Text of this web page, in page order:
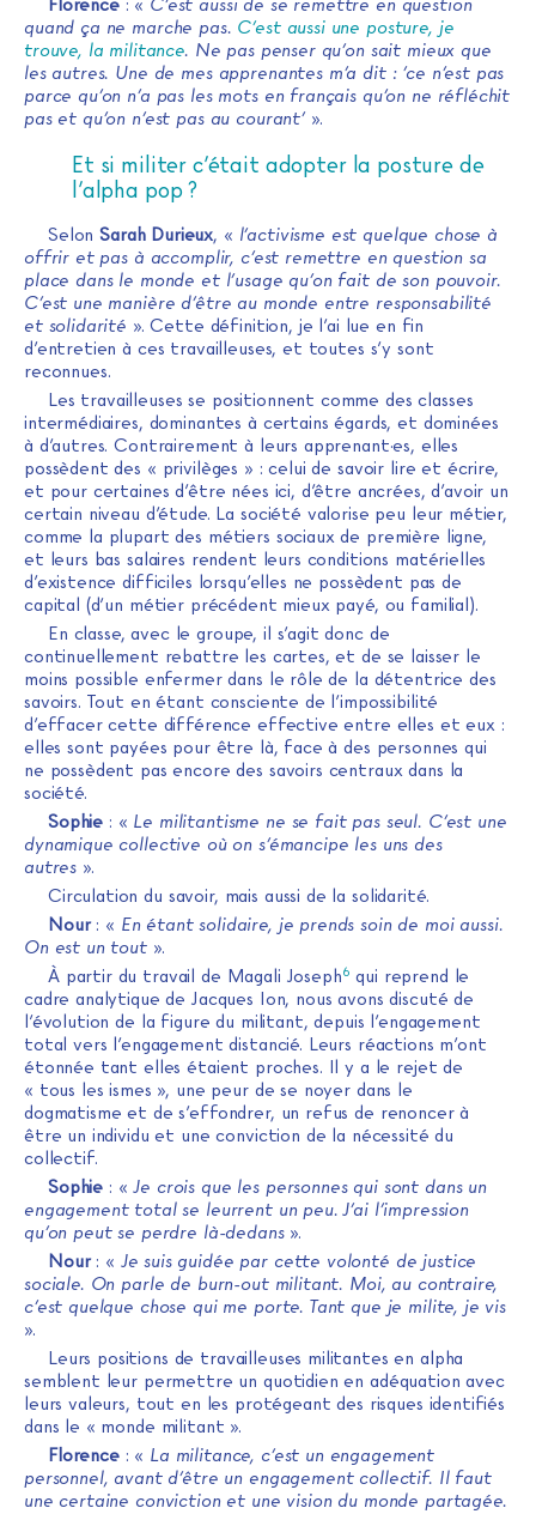
Florence: « C’est aussi de se remettre en question
quand ça ne marche pas. C’est aussi une posture, je
trouve, la militance. Ne pas penser qu’on sait mieux que
les autres. Une de mes apprenantes m’a dit : ’ce n’est pas
parce qu’on n’a pas les mots en français qu’on ne réfléchit
pas et qu’on n’est pas au courant’».
Et si militer c’était adopter la posture de
l’alpha pop ?
SelonSarah Durieux, « l’activisme est quelque chose à
offrir et pas à accomplir, c’est remettre en question sa
place dans le monde et l’usage qu’on fait de son pouvoir.
C’est une manière d’être au monde entre responsabilité
et solidarité ». Cette définition, je l’ai lue en fin
d’entretien à ces travailleuses, et toutes s’y sont
reconnues.
Les travailleuses se positionnent comme des classes
intermédiaires, dominantes à certains égards, et dominées
à d’autres. Contrairement à leurs apprenant·es, elles
possèdent des « privilèges » : celui de savoir lire et écrire,
et pour certaines d’être nées ici, d’être ancrées, d’avoir un
certain niveau d’étude. La société valorise peu leur métier,
comme la plupart des métiers sociaux de première ligne,
et leurs bas salaires rendent leurs conditions matérielles
d’existence difficiles lorsqu’elles ne possèdent pas de
capital (d’un métier précédent mieux payé, ou familial).
En classe, avec le groupe, il s’agit donc de
continuellement rebattre les cartes, et de se laisser le
moins possible enfermer dans le rôle de la détentrice des
savoirs. Tout en étant consciente de l’impossibilité
d’effacer cette différence effective entre elles et eux :
elles sont payées pour être là, face à des personnes qui
ne possèdent pas encore des savoirs centraux dans la
société.
Sophie : « Le militantisme ne se fait pas seul. C’est une
dynamique collective où on s’émancipe les uns des
autres ».
Circulation du savoir, mais aussi de la solidarité.
Nour: « En étant solidaire, je prends soin de moi aussi.
On est un tout».
À partir du travail de Magali Joseph6 qui reprend le
cadre analytique de Jacques Ion, nous avons discuté de
l’évolution de la figure du militant, depuis l’engagement
total vers l’engagement distancié. Leurs réactions m’ont
étonnée tant elles étaient proches. Il y a le rejet de
« tous les ismes », une peur de se noyer dans le
dogmatisme et de s’effondrer, un refus de renoncer à
être un individu et une conviction de la nécessité du
collectif.
Sophie : «Je crois que les personnes qui sont dans un
engagement total se leurrent un peu. J’ai l’impression
qu’on peut se perdre là-dedans».
Nour: « Je suis guidée par cette volonté de justice
sociale. On parle de burn-out militant. Moi, au contraire,
c’est quelque chose qui me porte. Tant que je milite, je vis
».
Leurs positions de travailleuses militantes en alpha
semblent leur permettre un quotidien en adéquation avec
leurs valeurs, tout en les protégeant des risques identifiés
dans le « monde militant ».
Florence: « La militance, c’est un engagement
personnel, avant d’être un engagement collectif. Il faut
une certaine conviction et une vision du monde partagée.